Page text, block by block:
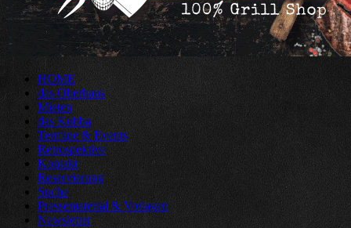
HOME
das Oberhaus
Mieten
das Kubba
Termine & Events
Retrospektive
Kontakt
Reservierung
Suche
Pressematerial & Vorlagen
Newsletter